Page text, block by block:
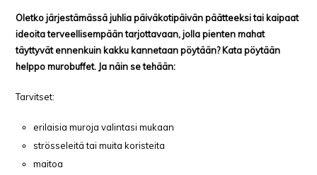
Oletko järjestämässä juhlia päiväkotipäivän päätteeksi tai kaipaat
ideoita terveellisempään tarjottavaan, jolla pienten mahat
täyttyvät ennenkuin kakku kannetaan pöytään? Kata pöytään
helppo murobuffet. Ja näin se tehään:
Tarvitset:
erilaisia muroja valintasi mukaan
strösseleitä tai muita koristeita
maitoa